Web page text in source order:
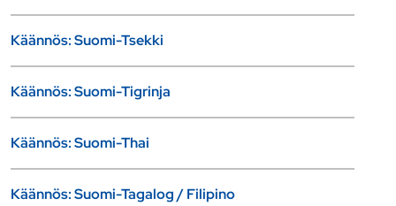
Käännös: Suomi-Tsekki
Käännös: Suomi-Tigrinja
Käännös: Suomi-Thai
Käännös: Suomi-Tagalog / Filipino